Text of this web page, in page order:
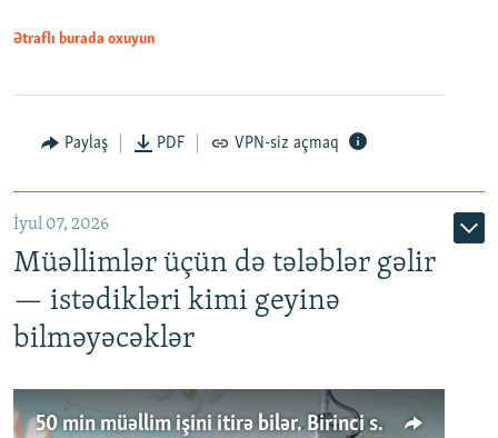
Ətraflı burada oxuyun
Paylaş PDF VPN-siz açmaq
İyul 07, 2026
Müəllimlər üçün də tələblər gəlir
— istədikləri kimi geyinə
bilməyəcəklər
50 min müəllim işini itirə bilər. Birinci sinfə gedənlər azalır